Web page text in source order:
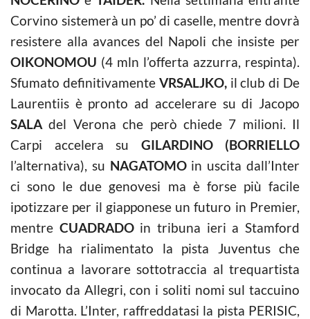
Corvino sistemerà un po’ di caselle, mentre dovrà
resistere alla avances del Napoli che insiste per
OIKONOMOU (4 mln l’offerta azzurra, respinta).
Sfumato definitivamente VRSALJKO,il club di De
Laurentiis è pronto ad accelerare su di Jacopo
SALA del Verona che però chiede 7 milioni. Il
Carpi accelera su GILARDINO (BORRIELLO
l’alternativa), su NAGATOMOin uscita dall’Inter
ci sono le due genovesi ma è forse più facile
ipotizzare per il giapponese un futuro in Premier,
mentre CUADRADOin tribuna ieri a Stamford
Bridge ha rialimentato la pista Juventus che
continua a lavorare sottotraccia al trequartista
invocato da Allegri, con i soliti nomi sul taccuino
di Marotta. L’Inter, raffreddatasi la pista PERISIC,